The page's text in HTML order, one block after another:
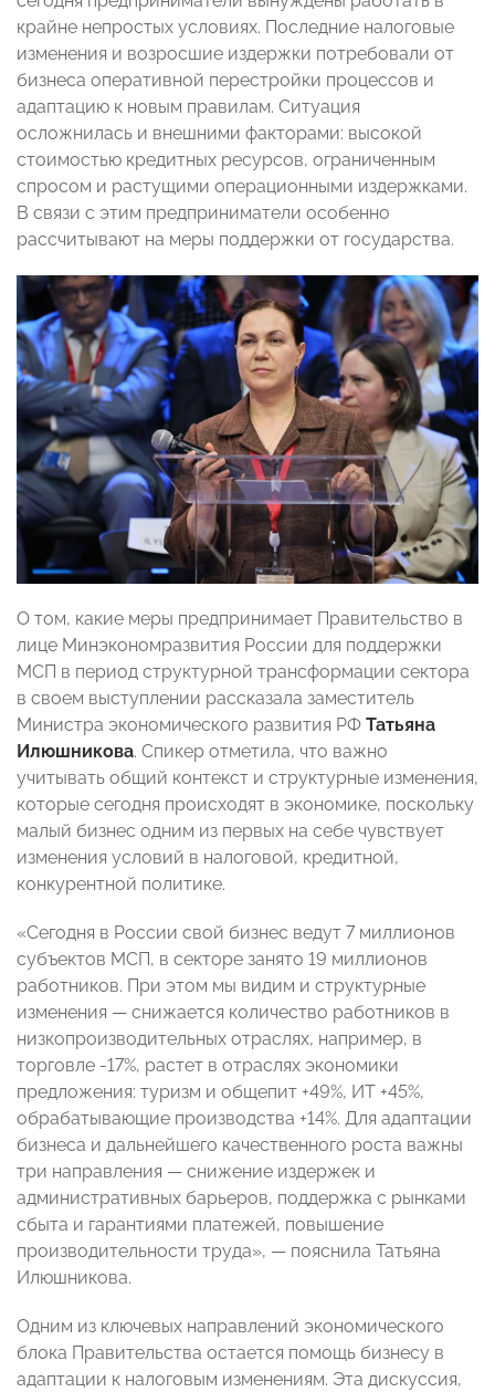
крайне непростых условиях. Последние налоговые
изменения и возросшие издержки потребовали от
бизнеса оперативной перестройки процессов и
адаптацию к новым правилам. Ситуация
осложнилась и внешними факторами: высокой
стоимостью кредитных ресурсов, ограниченным
спросом и растущими операционными издержками.
В связи с этим предприниматели особенно
рассчитывают на меры поддержки от государства.
О том, какие меры предпринимает Правительство в
лице Минэкономразвития России для поддержки
МСП в период структурной трансформации сектора
в своем выступлении рассказала заместитель
Министра экономического развития РФ Татьяна
Илюшникова. Спикер отметила, что важно
учитывать общий контекст и структурные изменения,
которые сегодня происходят в экономике, поскольку
малый бизнес одним из первых на себе чувствует
изменения условий в налоговой, кредитной,
конкурентной политике.
«Сегодня в России свой бизнес ведут 7 миллионов
субъектов МСП, в секторе занято 19 миллионов
работников. При этом мы видим и структурные
изменения — снижается количество работников в
низкопроизводительных отраслях, например, в
торговле -17%, растет в отраслях экономики
предложения: туризм и общепит +49%, ИТ +45%,
обрабатывающие производства +14%. Для адаптации
бизнеса и дальнейшего качественного роста важны
три направления — снижение издержек и
административных барьеров, поддержка с рынками
сбыта и гарантиями платежей, повышение
производительности труда», — пояснила Татьяна
Илюшникова.
Одним из ключевых направлений экономического
блока Правительства остается помощь бизнесу в
адаптации к налоговым изменениям. Эта дискуссия,